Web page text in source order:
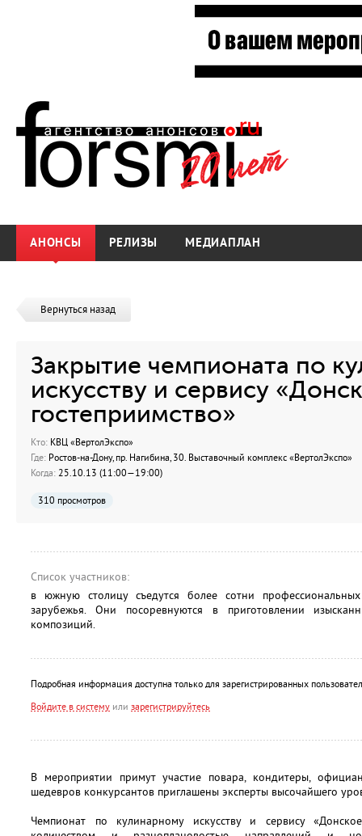
АНОНСЫ РЕЛИЗЫ МЕДИАПЛАН
Вернуться назад
Закрытие чемпионата по
искусству и сервису
гостеприимство»
Кто: КВЦ «ВертолЭкспо»
Где: Ростов-на-Дону, пр. Нагибина, 30. Выставочный комплекс «ВертолЭкспо»
Когда: 25.10.13 (11:00—19:00)
310 просмотров
Список участников:
в южную столицу съедутся более сотни
зарубежья. Они посоревнуются в приготовлении
композиций.
Подробная информация доступна только для зарегистрированных
Войдите в систему или зарегистрируйтесь
В мероприятии примут участие повара, кондитеры,
шедевров конкурсантов приглашены эксперты высочайшего
Чемпионат по кулинарному искусству и сервису